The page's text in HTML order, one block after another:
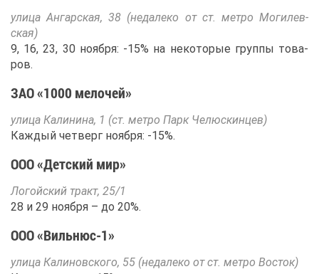
ули­ца Ан­гар­ская, 38 (неда­ле­ко от ст. мет­ро Мо­ги­лев­
ская)
9, 16, 23, 30 но­яб­ря: -15% на неко­то­рые груп­пы то­ва­
ров.
ЗАО «1000 ме­ло­чей»
ули­ца Ка­ли­ни­на, 1 (ст. мет­ро Парк Че­люс­кин­цев)
Каж­дый чет­верг но­яб­ря: -15%.
ООО «Дет­ский мир»
Ло­гой­ский тракт, 25/1
28 и 29 но­яб­ря – до 20%.
ООО «Виль­нюс-1»
ули­ца Ка­ли­нов­ско­го, 55 (неда­ле­ко от ст. мет­ро Во­сток)